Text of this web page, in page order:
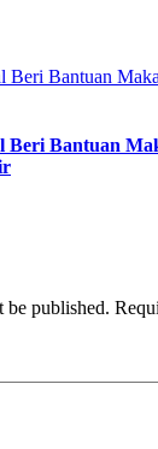
Bantuan
be published.